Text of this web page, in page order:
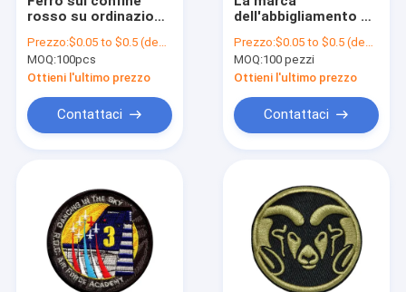
rosso su ordinazione
Patches Woven Label
Patch Merrow
Prezzo:$0.05 to $0.5 (depends on the design and order quantity)
MOQ:100pcs
Ottieni l'ultimo prezzo
Contattaci
dell'abbigliamento di
rattoppa il ferro sulle
toppe su ordinazione
per i jeans delle
camice
Prezzo:$0.05 to $0.5 (depends on the design and order quantity)
MOQ:100 pezzi
Ottieni l'ultimo prezzo
Contattaci